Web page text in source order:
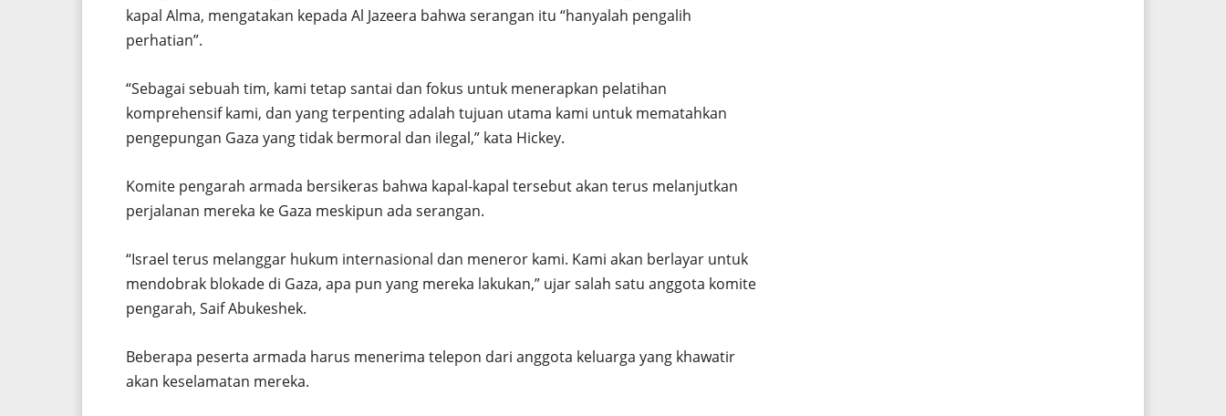
kapal Alma, mengatakan kepada Al Jazeera bahwa serangan itu “hanyalah pengalih
perhatian”.
“Sebagai sebuah tim, kami tetap santai dan fokus untuk menerapkan pelatihan
komprehensif kami, dan yang terpenting adalah tujuan utama kami untuk mematahkan
pengepungan Gaza yang tidak bermoral dan ilegal,” kata Hickey.
Komite pengarah armada bersikeras bahwa kapal-kapal tersebut akan terus melanjutkan
perjalanan mereka ke Gaza meskipun ada serangan.
“Israel terus melanggar hukum internasional dan meneror kami. Kami akan berlayar untuk
mendobrak blokade di Gaza, apa pun yang mereka lakukan,” ujar salah satu anggota komite
pengarah, Saif Abukeshek.
Beberapa peserta armada harus menerima telepon dari anggota keluarga yang khawatir
akan keselamatan mereka.